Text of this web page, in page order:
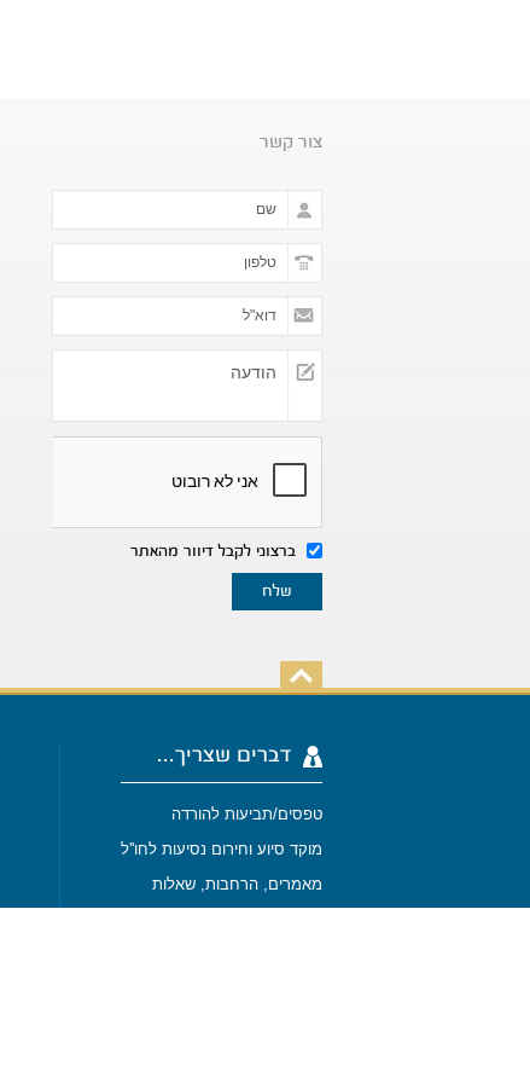
צור קשר
ברצוני לקבל דיוור מהאתר
דברים שצריך...
טפסים/תביעות להורדה
מוקד סיוע וחירום נסיעות לחו''ל
מאמרים, הרחבות, שאלות